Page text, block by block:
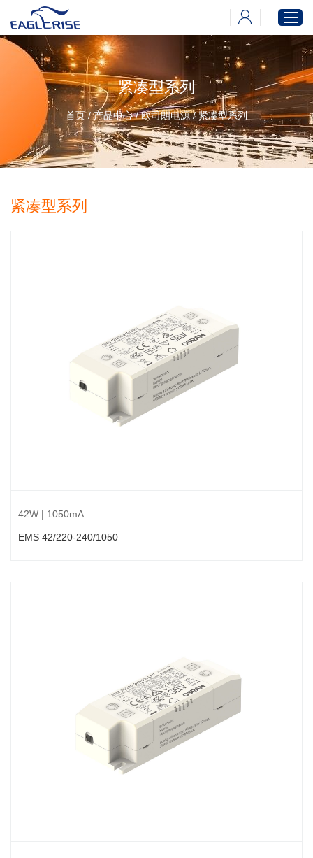
首页
产品中心
新闻中心
下载中心
紧凑型系列
首页 / 产品中心 / 欧司朗电源 / 紧凑型系列
紧凑型系列
42W | 1050mA
EMS 42/220-240/1050